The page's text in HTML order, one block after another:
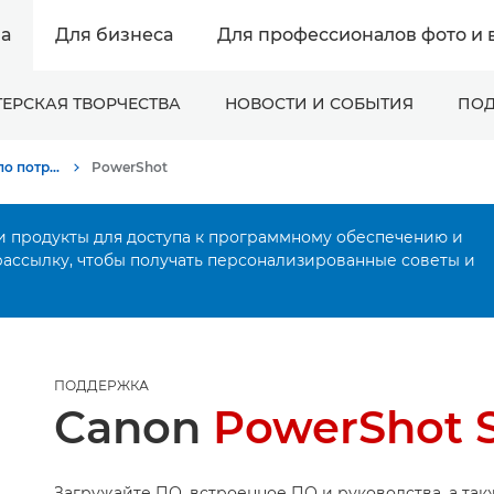
Для бизнеса Для профессионалов фото и
ТВОРЧЕСТВА НОВОСТИ И СОБЫТИЯ
Онлайн-поддержка по потребительской продукции PowerShot
продукты для доступа к программному обеспечению и
чтобы получать персонализированные советы и
ПОДДЕРЖКА
Canon PowerShot